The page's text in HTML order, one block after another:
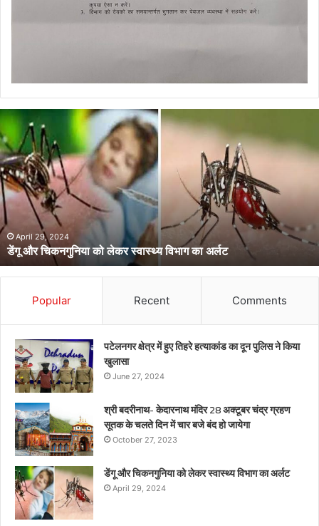
डेंगू
और
चिकनगुनिया
को
लेकर
स्वास्थ्य
विभाग
का
अर्लटApril 29, 2024
डेंगू और चिकनगुनिया को लेकर स्वास्थ्य विभाग का अर्लट
Popular Recent Comments
पटेलनगर क्षेत्र में हुए तिहरे हत्याकांड का दून पुलिस ने किया
खुलासा
June 27, 2024
श्री बदरीनाथ- केदारनाथ मंदिर 28 अक्टूबर चंद्र ग्रहण
सूतक के चलते दिन में चार बजे बंद हो जायेगा
October 27, 2023
डेंगू और चिकनगुनिया को लेकर स्वास्थ्य विभाग का अर्लट
April 29, 2024